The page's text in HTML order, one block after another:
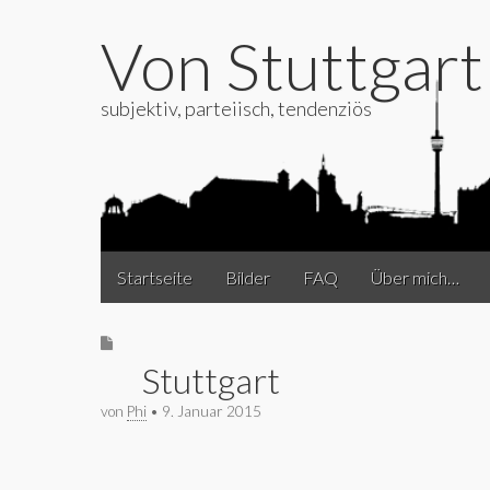
Von
subjektiv, parteiisch, tendenziös
Main
menu
Startseite Bilder FAQ Über mich…
Stuttgart
von Phi • 9. Januar 2015